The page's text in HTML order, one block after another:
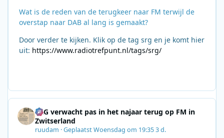
Wat is de reden van de terugkeer naar FM terwijl de
overstap naar DAB al lang is gemaakt?
Door verder te kijken. Klik op de tag srg en je komt hier
uit: https://www.radiotrefpunt.nl/tags/srg/
SRG verwacht pas in het najaar terug op FM in
Zwitserland
ruudam ·GeplaatstWoensdag om 19:353 d.